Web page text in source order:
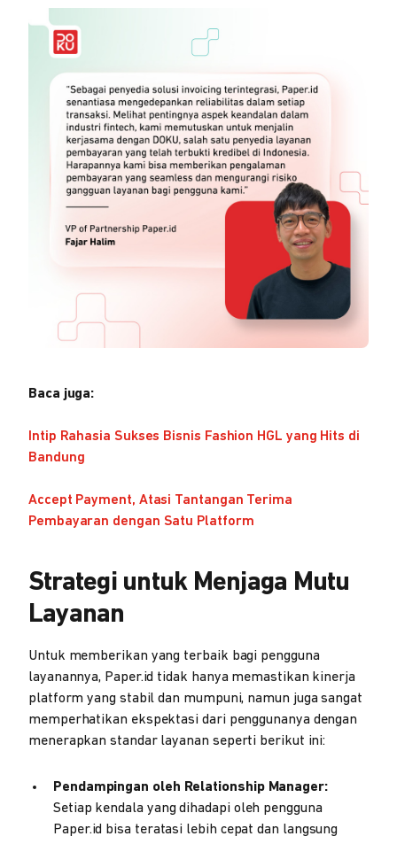
Baca juga:
Intip Rahasia Sukses Bisnis Fashion HGL yang Hits di
Bandung
Accept Payment, Atasi Tantangan Terima
Pembayaran dengan Satu Platform
Strategi untuk Menjaga Mutu
Layanan
Untuk memberikan yang terbaik bagi pengguna
layanannya, Paper.id tidak hanya memastikan kinerja
platform yang stabil dan mumpuni, namun juga sangat
memperhatikan ekspektasi dari penggunanya dengan
menerapkan standar layanan seperti berikut ini:
Pendampingan oleh Relationship Manager:
Setiap kendala yang dihadapi oleh pengguna
Paper.id bisa teratasi lebih cepat dan langsung